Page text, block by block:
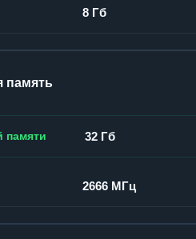
8 Гб
память
памяти 32 Гб
2666 МГц